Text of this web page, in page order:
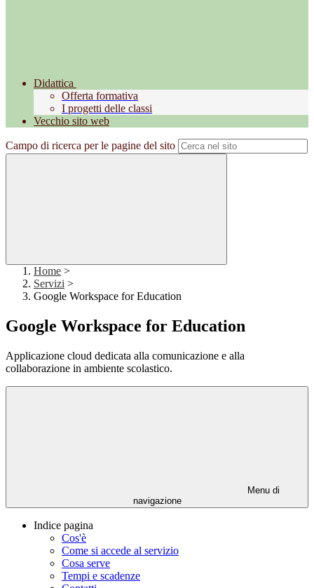
Didattica
Offerta formativa
I progetti delle classi
Vecchio sito web
Campo di ricerca per le pagine del sito
Home >
Servizi >
Google Workspace for Education
Google Workspace for Education
Applicazione cloud dedicata alla comunicazione e alla
collaborazione in ambiente scolastico.
Menu di
navigazione
Indice pagina
Cos'è
Come si accede al servizio
Cosa serve
Tempi e scadenze